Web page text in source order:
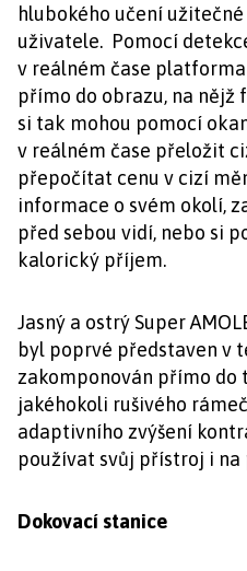
hlubokého učení
uživatele. Pomocí
v reálném čase
přímo do obrazu, na
si tak mohou pomocí
v reálném čase přeložit
přepočítat cenu v cizí
informace o svém okolí,
před sebou vidí, nebo si
kalorický příjem.
Jasný a ostrý Super
byl poprvé představen v
zakomponován přímo
jakéhokoli rušivého
adaptivního zvýšení
používat svůj přístroj i
Dokovací stanice